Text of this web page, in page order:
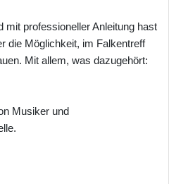
mit professioneller Anleitung hast
die Möglichkeit, im Falkentreff
Mit allem, was dazugehört:
Musiker und